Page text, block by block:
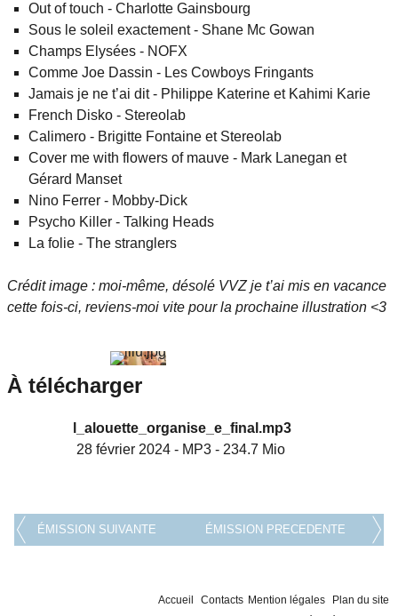
Out of touch - Charlotte Gainsbourg
Sous le soleil exactement - Shane Mc Gowan
Champs Elysées - NOFX
Comme Joe Dassin - Les Cowboys Fringants
Jamais je ne t’ai dit - Philippe Katerine et Kahimi Karie
French Disko - Stereolab
Calimero - Brigitte Fontaine et Stereolab
Cover me with flowers of mauve - Mark Lanegan et
Gérard Manset
Nino Ferrer - Mobby-Dick
Psycho Killer - Talking Heads
La folie - The stranglers
Crédit image : moi-même, désolé VVZ je t’ai mis en vacance
cette fois-ci, reviens-moi vite pour la prochaine illustration <3
À télécharger
l_alouette_organise_e_final.mp3
28 février 2024 - MP3 - 234.7 Mio
ÉMISSION SUIVANTE ÉMISSION PRECEDENTE
Accueil Contacts Mention légales
Plan du site